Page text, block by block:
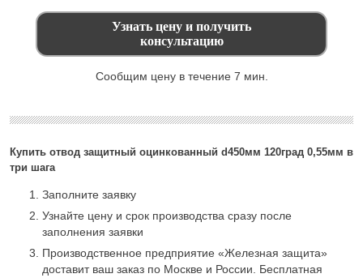
Купить отвод защитный оцинкованный d450мм 120град 0,55мм в
три шага
Заполните заявку
Узнайте цену и срок производства сразу после
заполнения заявки
Производственное предприятие «Железная защита»
доставит ваш заказ по Москве и России. Бесплатная
Сообщим цену в течение 7 мин.